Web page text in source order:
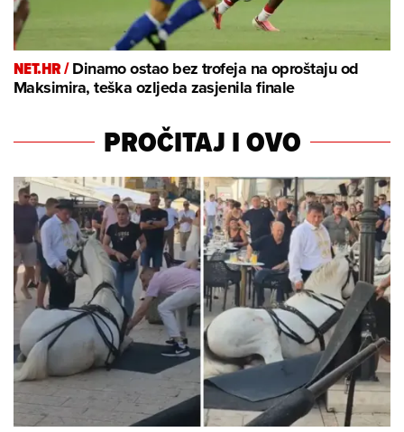
NET.HR /Dinamo ostao bez trofeja na oproštaju od
Maksimira, teška ozljeda zasjenila finale
PROČITAJ I OVO